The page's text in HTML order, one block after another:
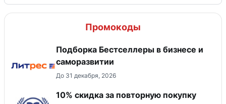
Промокоды
Подборка Бестселлеры в бизнесе и
саморазвитии
До 31 декабря, 2026
10% скидка за повторную покупку